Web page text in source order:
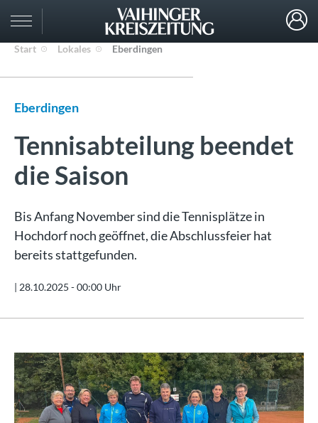
Start Lokales Eberdingen
Eberdingen
Tennisabteilung beendet
die Saison
Bis Anfang November sind die Tennisplätze in
Hochdorf noch geöffnet, die Abschlussfeier hat
bereits stattgefunden.
| 28.10.2025 - 00:00 Uhr